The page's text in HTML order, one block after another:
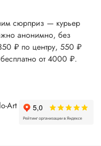
сюрприз — курьер
анонимно, без
₽ по центру, 550 ₽
от 4000 ₽.
Art